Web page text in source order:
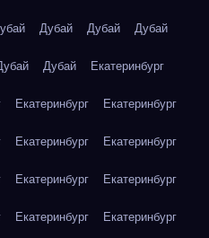
Дубай Дубай Дубай
Дубай Екатеринбург
Екатеринбург Екатеринбург
Екатеринбург Екатеринбург
Екатеринбург Екатеринбург
Екатеринбург Екатеринбург